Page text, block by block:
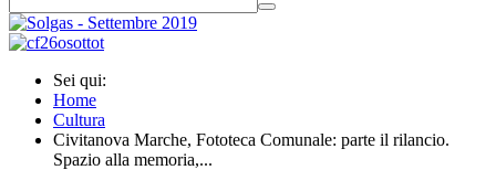
Sei qui:
Home
Cultura
Civitanova Marche, Fototeca Comunale: parte il rilancio.
Spazio alla memoria,...